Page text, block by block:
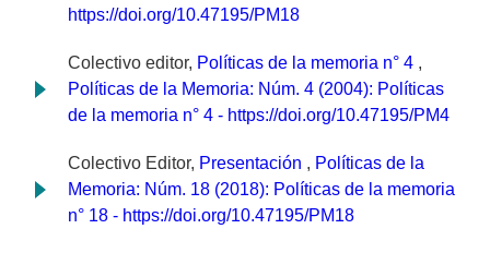
https://doi.org/10.47195/PM18
Colectivo editor, Políticas de la memoria n° 4 ,
Políticas de la Memoria: Núm. 4 (2004): Políticas
de la memoria n° 4 - https://doi.org/10.47195/PM4
Colectivo Editor, Presentación , Políticas de la
Memoria: Núm. 18 (2018): Políticas de la memoria
n° 18 - https://doi.org/10.47195/PM18